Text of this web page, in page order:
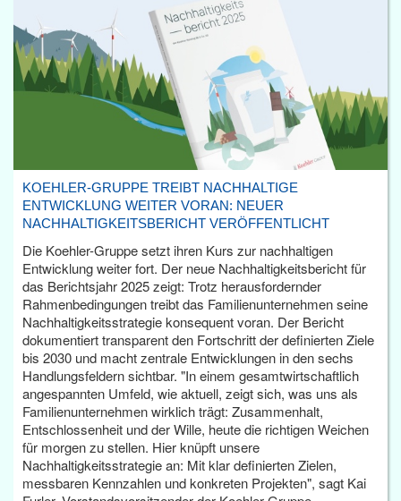
KOEHLER-GRUPPE TREIBT NACHHALTIGE
ENTWICKLUNG WEITER VORAN: NEUER
NACHHALTIGKEITSBERICHT VERÖFFENTLICHT
Die Koehler-Gruppe setzt ihren Kurs zur nachhaltigen
Entwicklung weiter fort. Der neue Nachhaltigkeitsbericht für
das Berichtsjahr 2025 zeigt: Trotz herausfordernder
Rahmenbedingungen treibt das Familienunternehmen seine
Nachhaltigkeitsstrategie konsequent voran. Der Bericht
dokumentiert transparent den Fortschritt der definierten Ziele
bis 2030 und macht zentrale Entwicklungen in den sechs
Handlungsfeldern sichtbar. "In einem gesamtwirtschaftlich
angespannten Umfeld, wie aktuell, zeigt sich, was uns als
Familienunternehmen wirklich trägt: Zusammenhalt,
Entschlossenheit und der Wille, heute die richtigen Weichen
für morgen zu stellen. Hier knüpft unsere
Nachhaltigkeitsstrategie an: Mit klar definierten Zielen,
messbaren Kennzahlen und konkreten Projekten", sagt Kai